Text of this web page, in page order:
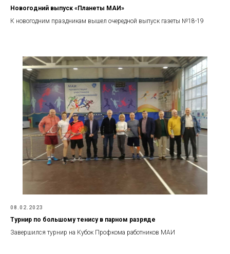
Новогодний выпуск «Планеты МАИ»
К новогодним праздникам вышел очередной выпуск газеты №18-19
08.02.2023
Турнир по большому тенису в парном разряде
Завершился турнир на Кубок Профкома работников МАИ